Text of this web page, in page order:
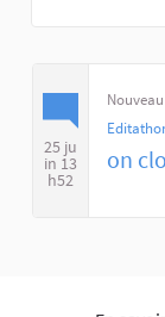
25 ju
in 13
h52
on